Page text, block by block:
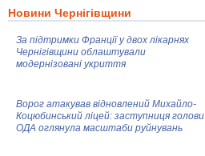
Новини Чернігівщини
За підтримки Франції у двох лікарнях
Чернігівщини облаштували
модернізовані укриття
Ворог атакував відновлений Михайло-
Коцюбинський ліцей: заступниця голови
ОДА оглянула масштаби руйнувань